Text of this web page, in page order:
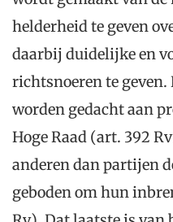
helderheid te geven
daarbij duidelijke en
richtsnoeren te
worden gedacht aan
Hoge Raad (art. 392
anderen dan partijen
geboden om hun